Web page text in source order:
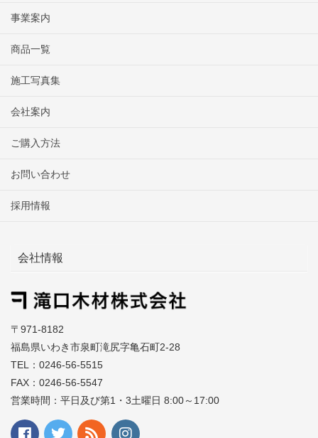
事業案内
商品一覧
施工写真集
会社案内
ご購入方法
お問い合わせ
採用情報
会社情報
〒971-8182
福島県いわき市泉町滝尻字亀石町2-28
TEL：0246-56-5515
FAX：0246-56-5547
営業時間：平日及び第1・3土曜日 8:00～17:00